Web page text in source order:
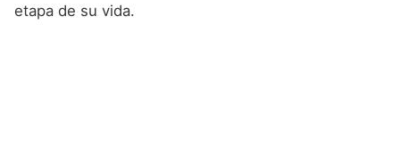
etapa de su vida.